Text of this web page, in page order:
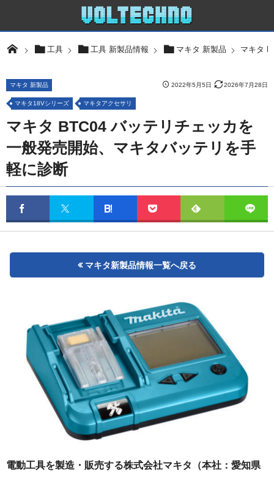
工具 工具 新製品情報 マキタ 新製品 マキタ
2022年5月5日 2026年7月28日
マキタ 新製品
マキタ18Vシリーズ マキタアクセサリ
マキタ BTC04 バッテリチェッカを
一般発売開始、マキタバッテリを手
軽に診断
マキタ新製品情報一覧へ戻る
電動工具を製造・販売する株式会社マキタ（本社：愛知県